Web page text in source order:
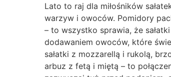
Lato to raj dla miłośników
warzyw i owoców. Pomidory
– to wszystko sprawia, że
dodawaniem owoców, które
sałatki z mozzarellą i rukolą,
arbuz z fetą i miętą – to